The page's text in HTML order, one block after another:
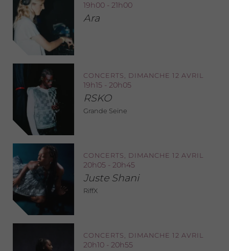
19h00 - 21h00
Ara
CONCERTS, DIMANCHE 12 AVRIL
19h15 - 20h05
RSKO
Grande Seine
CONCERTS, DIMANCHE 12 AVRIL
20h05 - 20h45
Juste Shani
RiffX
CONCERTS, DIMANCHE 12 AVRIL
20h10 - 20h55